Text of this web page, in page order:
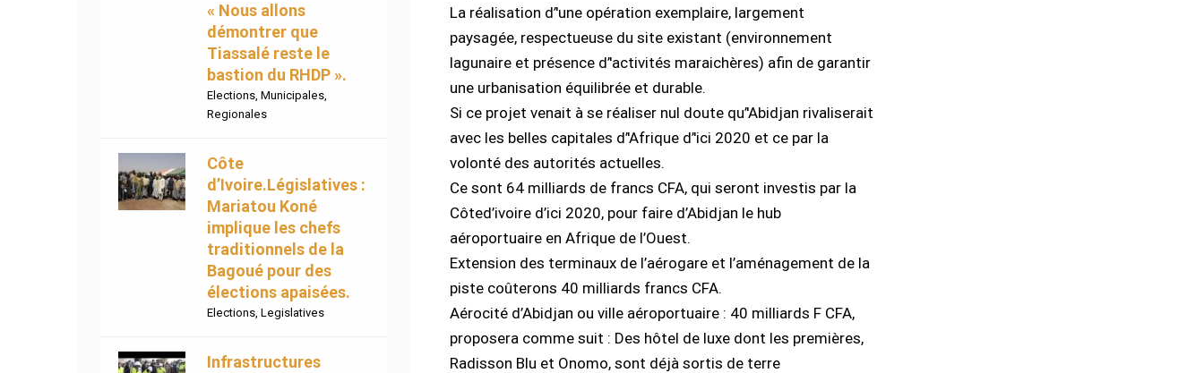
« Nous allons
démontrer que
Tiassalé reste le
bastion du RHDP ».
Elections, Municipales,
Regionales
Côte
d’Ivoire.Législatives :
Mariatou Koné
implique les chefs
traditionnels de la
Bagoué pour des
élections apaisées.
Elections, Legislatives
Infrastructures
La réalisation d’'une opération exemplaire, largement
paysagée, respectueuse du site existant (environnement
lagunaire et présence d’'activités maraichères) afin de garantir
une urbanisation équilibrée et durable.
Si ce projet venait à se réaliser nul doute qu’'Abidjan rivaliserait
avec les belles capitales d’'Afrique d’'ici 2020 et ce par la
volonté des autorités actuelles.
Ce sont 64 milliards de francs CFA, qui seront investis par la
Côted’ivoire d’ici 2020, pour faire d’Abidjan le hub
aéroportuaire en Afrique de l’Ouest.
Extension des terminaux de l’aérogare et l’aménagement de la
piste coûterons 40 milliards francs CFA.
Aérocité d’Abidjan ou ville aéroportuaire : 40 milliards F CFA,
proposera comme suit : Des hôtel de luxe dont les premières,
Radisson Blu et Onomo, sont déjà sortis de terre